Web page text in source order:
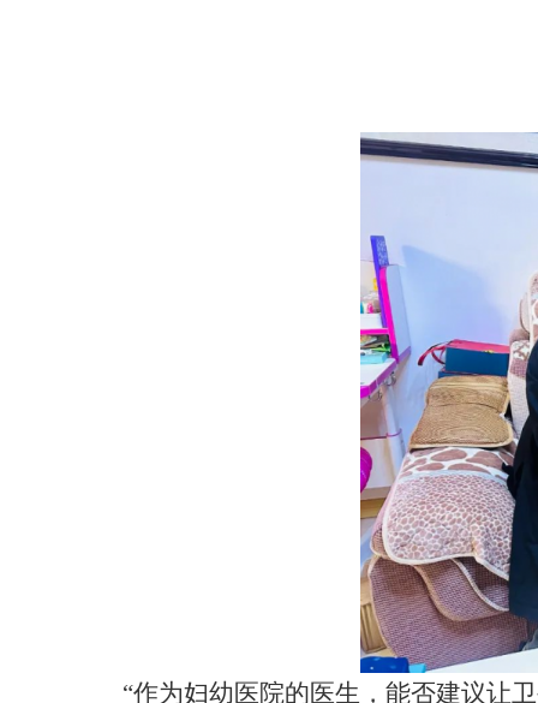
“作为妇幼医院的医生，能否建议让